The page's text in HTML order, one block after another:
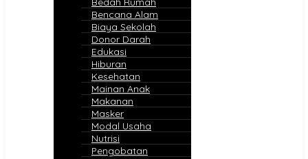
Bencana Alam
Biaya Sekolah
Donor Darah
Edukasi
Hiburan
Kesehatan
Mainan Anak
Makanan
Masker
Modal Usaha
Nutrisi
Pengobatan